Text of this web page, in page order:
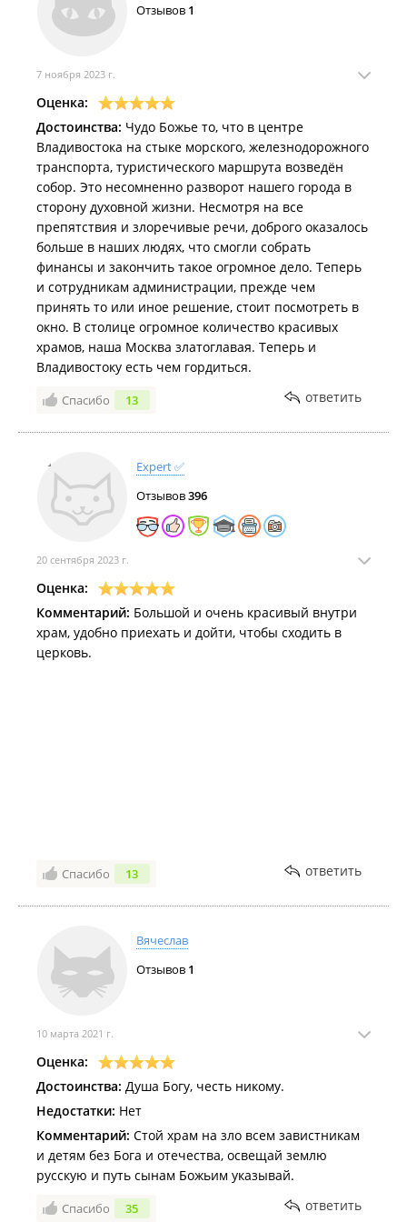
соборе во Владивостоке расписана пятая часть намеченного
объёма.
Отзывов 1
7 ноября 2023 г.
Оценка:
Достоинства: Чудо Божье то, что в центре
Владивостока на стыке морского, железнодорожного
транспорта, туристического маршрута возведён
собор. Это несомненно разворот нашего города в
сторону духовной жизни. Несмотря на все
препятствия и злоречивые речи, доброго оказалось
больше в наших людях, что смогли собрать
финансы и закончить такое огромное дело. Теперь
и сотрудникам администрации, прежде чем
принять то или иное решение, стоит посмотреть в
окно. В столице огромное количество красивых
храмов, наша Москва златоглавая. Теперь и
Владивостоку есть чем гордиться.
Спасибо 13 ответить
Expert ✅
Отзывов396
20 сентября 2023 г.
Оценка:
Комментарий: Большой и очень красивый внутри
храм, удобно приехать и дойти, чтобы сходить в
церковь.
Спасибо 13 ответить
Вячеслав
Отзывов 1
10 марта 2021 г.
Оценка:
Достоинства: Душа Богу, честь никому.
Недостатки: Нет
Комментарий: Стой храм на зло всем завистникам
и детям без Бога и отечества, освещай землю
русскую и путь сынам Божьим указывай.
Спасибо 35 ответить